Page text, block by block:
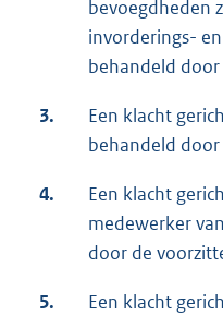
bevoegdheden
invorderings-
behandeld door
3.
Een klacht
behandeld
4.
Een klacht
medewerker
door de
5.
Een klacht